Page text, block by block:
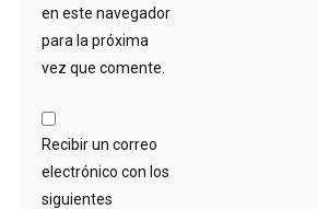
en este navegador
para la próxima
vez que comente.
Recibir un correo
electrónico con los
siguientes